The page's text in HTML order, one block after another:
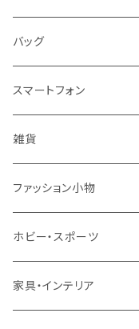
トップス
コート・ジャケット
水着・オーバーウェア
メンズ
バッグ
帽子
キッズ＆ベビー
浴衣
レディース
サンダル
スニーカー
メンズ
サンダル
キッズ＆ベビー
バッグ
レディース
メンズ
キッズ＆ベビー
スマートフォン
アクセサリ
ケース・カバー
ケーブル・アダプター
ケース
スタント
フィルム
雑貨
ガラス
タオル
キーホルダー
ファッション小物
サングラス・眼鏡
手芸・ハンドメイド用品
ホビー・スポーツ
アウトドア・キャンプ・登山
家具・インテリア